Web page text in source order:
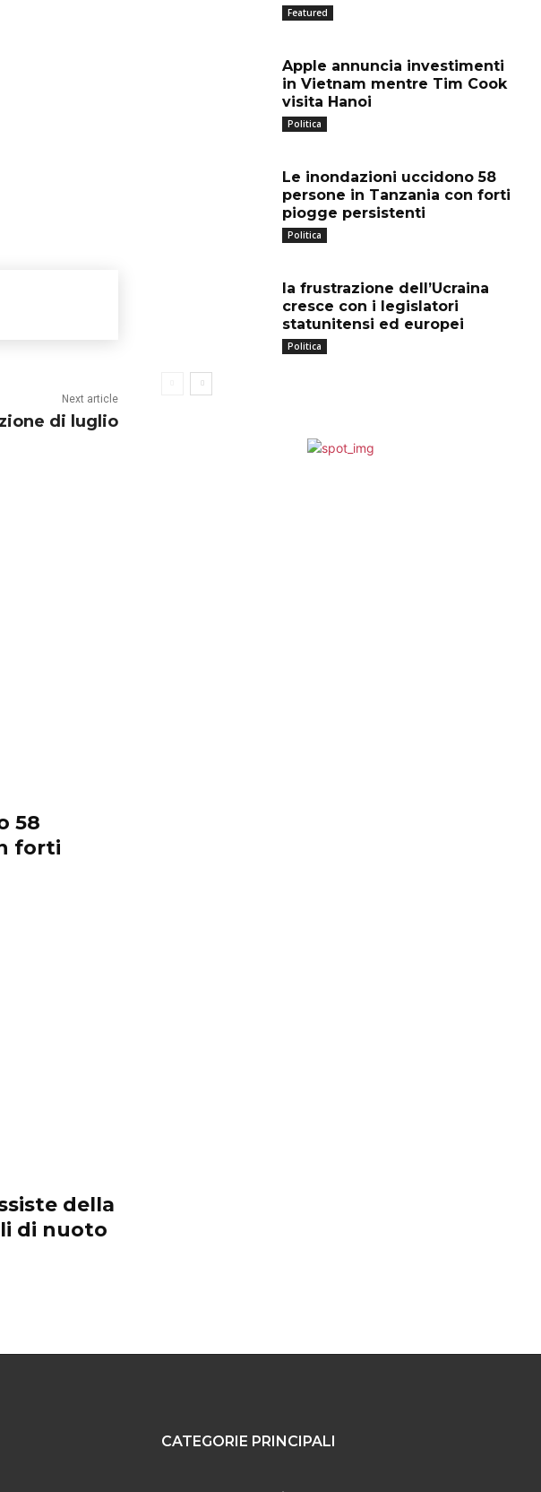
Next article
di luglio
58
forti
della
di nuoto
Featured
Apple annuncia investimenti
in Vietnam mentre Tim Cook
visita Hanoi
Politica
Le inondazioni uccidono 58
persone in Tanzania con forti
piogge persistenti
Politica
la frustrazione dell’Ucraina
cresce con i legislatori
statunitensi ed europei
Politica
CATEGORIE PRINCIPALI